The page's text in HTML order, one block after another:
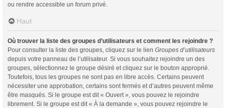
ou rendre accessible un forum privé.
Haut
Où trouver la liste des groupes d’utilisateurs et comment les rejoindre ?
Pour consulter la liste des groupes, cliquez sur le lien Groupes d’utilisateurs
depuis votre panneau de l’utilisateur. Si vous souhaitez rejoindre un des
groupes, sélectionnez le groupe désiré et cliquez sur le bouton approprié.
Toutefois, tous les groupes ne sont pas en libre accès. Certains peuvent
nécessiter une approbation, certains sont fermés et d’autres peuvent même
être masqués. Si le groupe est dit « Ouvert », vous pouvez le rejoindre
librement. Si le groupe est dit « À la demande », vous pouvez rejoindre le